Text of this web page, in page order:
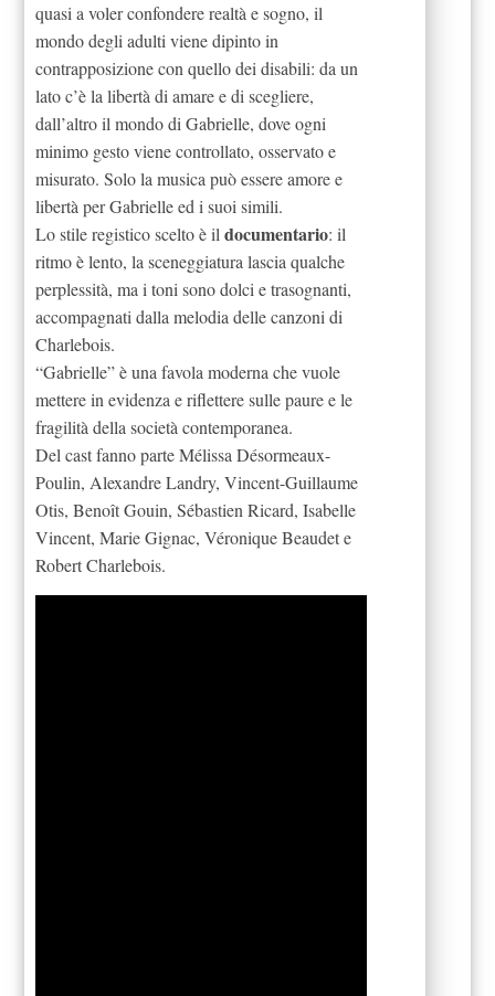
quasi a voler confondere realtà e sogno, il
mondo degli adulti viene dipinto in
contrapposizione con quello dei disabili: da un
lato c’è la libertà di amare e di scegliere,
dall’altro il mondo di Gabrielle, dove ogni
minimo gesto viene controllato, osservato e
misurato. Solo la musica può essere amore e
libertà per Gabrielle ed i suoi simili.
Lo stile registico scelto è ildocumentario: il
ritmo è lento, la sceneggiatura lascia qualche
perplessità, ma i toni sono dolci e trasognanti,
accompagnati dalla melodia delle canzoni di
Charlebois.
“Gabrielle” è una favola moderna che vuole
mettere in evidenza e riflettere sulle paure e le
fragilità della società contemporanea.
Del cast fanno parte Mélissa Désormeaux-
Poulin, Alexandre Landry, Vincent-Guillaume
Otis, Benoît Gouin, Sébastien Ricard, Isabelle
Vincent, Marie Gignac, Véronique Beaudet e
Robert Charlebois.